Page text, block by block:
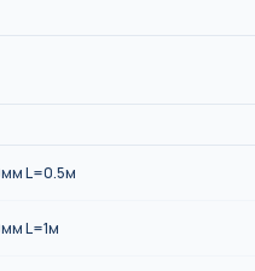
L=0.5м
L=1м